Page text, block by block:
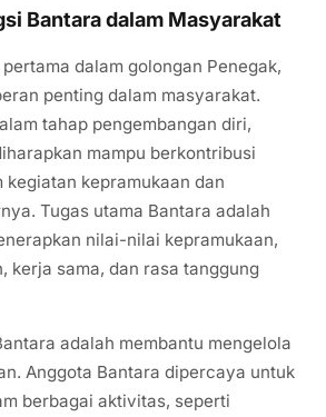
Bantara dalam Masyarakat
dalam golongan Penegak,
penting dalam masyarakat.
tahap pengembangan diri,
mampu berkontribusi
kepramukaan dan
Tugas utama Bantara adalah
nilai-nilai kepramukaan,
kerja sama, dan rasa tanggung
adalah membantu mengelola
Anggota Bantara dipercaya untuk
berbagai aktivitas, seperti